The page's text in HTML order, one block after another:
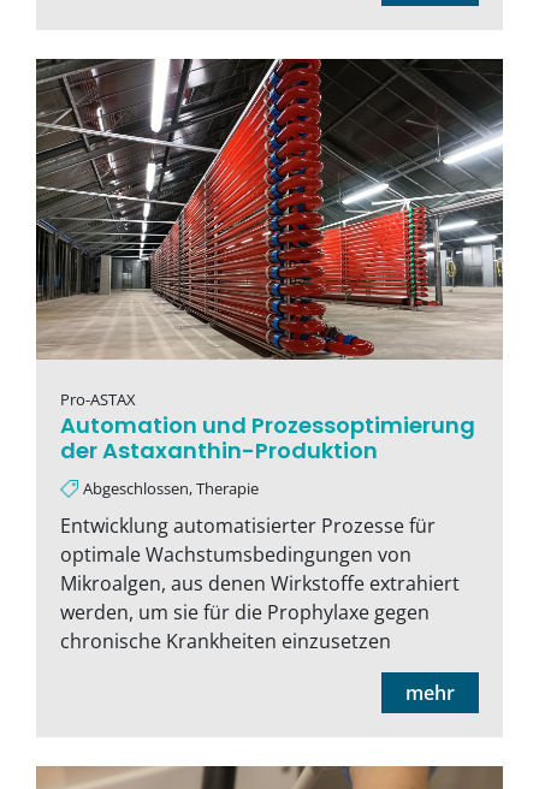
Pro-ASTAX
Automation und Prozessoptimierung
der Astaxanthin-Produktion
Abgeschlossen, Therapie
Entwicklung automatisierter Prozesse für
optimale Wachstumsbedingungen von
Mikroalgen, aus denen Wirkstoffe extrahiert
werden, um sie für die Prophylaxe gegen
chronische Krankheiten einzusetzen
mehr